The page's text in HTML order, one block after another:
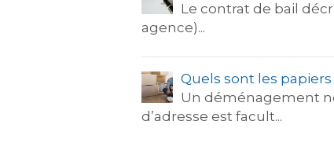
Le contrat de bail
agence)...
Quels sont les
Un déménagement
d’adresse est facult...